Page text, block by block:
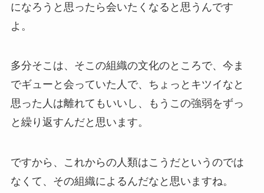
になろうと思ったら会いたくなると思うんです
よ。
多分そこは、そこの組織の文化のところで、今ま
でギューと会っていた人で、ちょっとキツイなと
思った人は離れてもいいし、もうこの強弱をずっ
と繰り返すんだと思います。
ですから、これからの人類はこうだというのでは
なくて、その組織によるんだなと思いますね。